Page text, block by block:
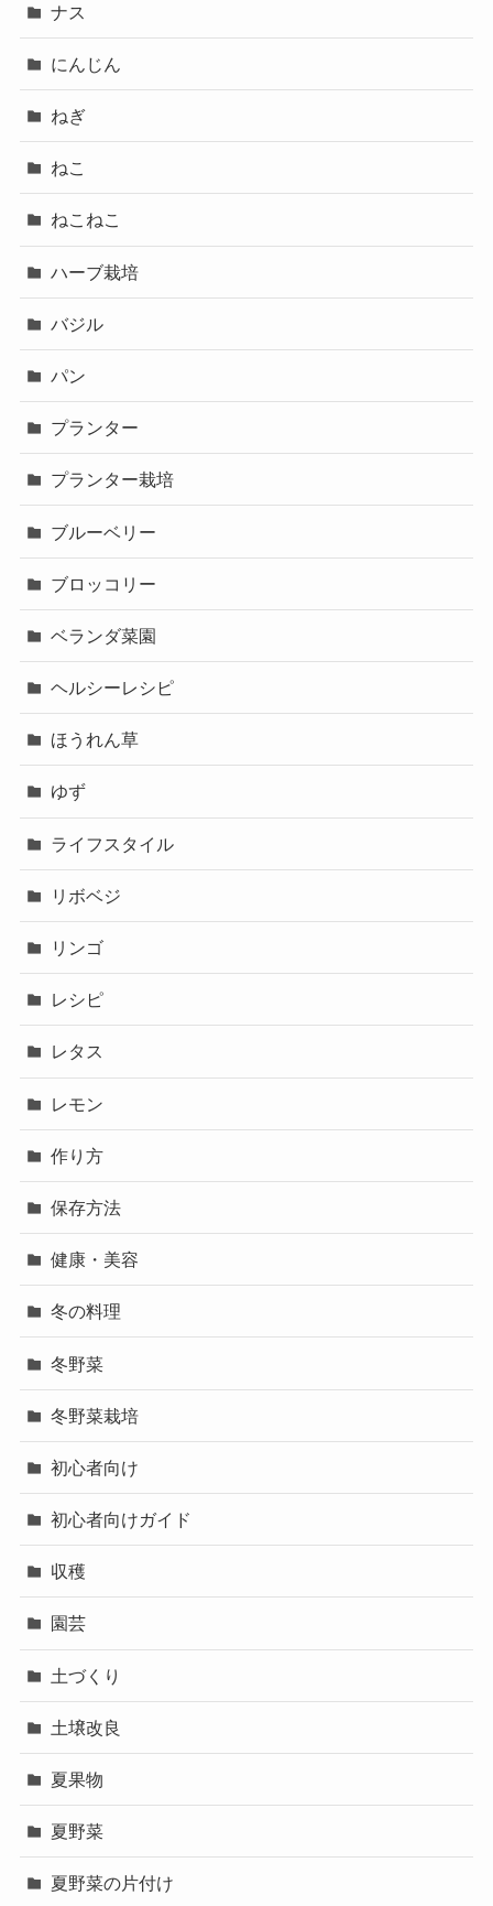
ナス
にんじん
ねぎ
ねこ
ねこねこ
ハーブ栽培
バジル
パン
プランター
プランター栽培
ブルーベリー
ブロッコリー
ベランダ菜園
ヘルシーレシピ
ほうれん草
ゆず
ライフスタイル
リボベジ
リンゴ
レシピ
レタス
レモン
作り方
保存方法
健康・美容
冬の料理
冬野菜
冬野菜栽培
初心者向け
初心者向けガイド
収穫
園芸
土づくり
土壌改良
夏果物
夏野菜
夏野菜の片付け